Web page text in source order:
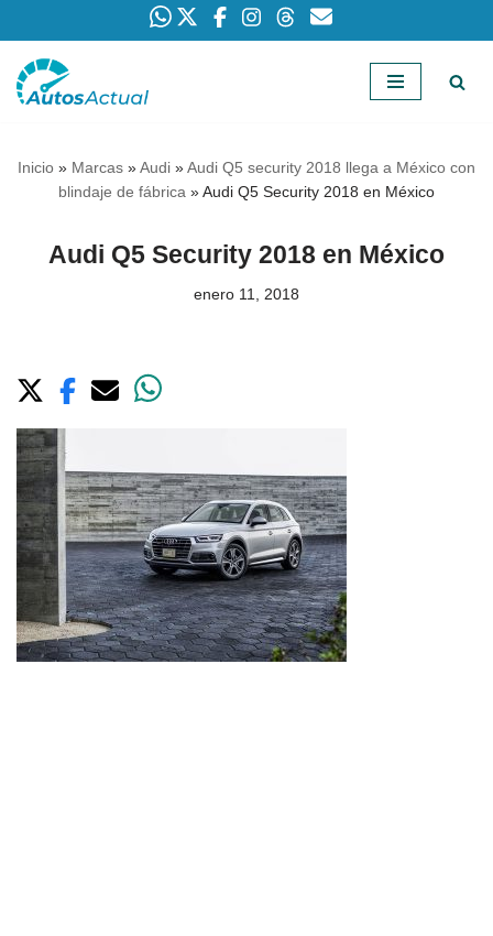
Saltar
Inicio » Marcas »Audi »Audi Q5 security 2018 llega a México con
blindaje de fábrica »Audi Q5 Security 2018 en México
Audi Q5 Security 2018 en México
enero 11, 2018